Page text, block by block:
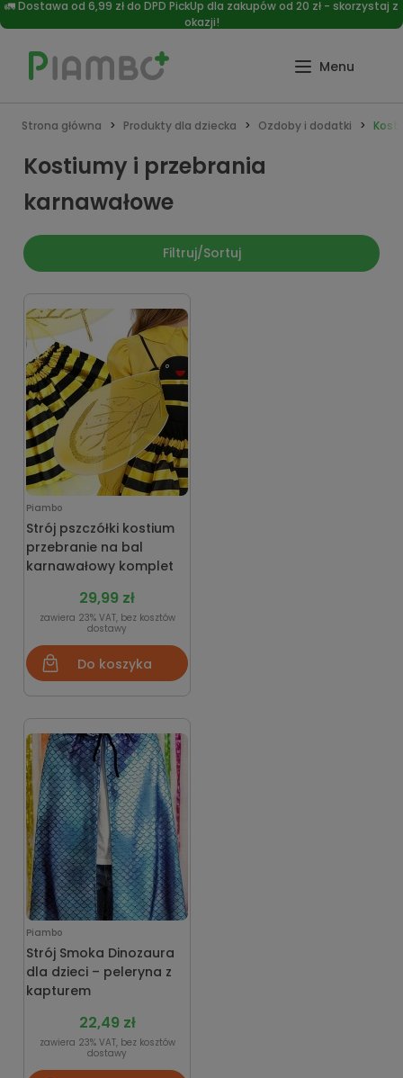
🚛 Dostawa od 6,99 zł do DPD PickUp dla zakupów od 20 zł - skorzystaj z
okazji!
Strona główna Produkty dla dziecka Ozdoby i dodatki
Kostiumy i przebrania
karnawałowe
Filtruj/Sortuj
Piambo
Strój pszczółki kostium
przebranie na bal
karnawałowy komplet
29,99 zł
zawiera 23% VAT, bez kosztów
dostawy
Do koszyka
Piambo
Strój Smoka Dinozaura
dla dzieci – peleryna z
kapturem
22,49 zł
zawiera 23% VAT, bez kosztów
dostawy